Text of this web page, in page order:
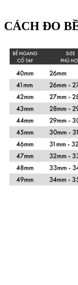
CÁCH ĐO